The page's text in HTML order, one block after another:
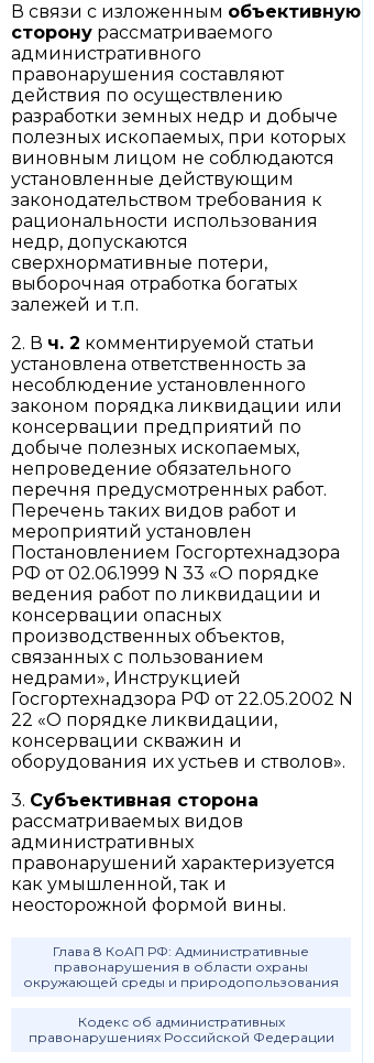
В связи с изложенным объективную
сторону рассматриваемого
административного
правонарушения составляют
действия по осуществлению
разработки земных недр и добыче
полезных ископаемых, при которых
виновным лицом не соблюдаются
установленные действующим
законодательством требования к
рациональности использования
недр, допускаются
сверхнормативные потери,
выборочная отработка богатых
залежей и т.п.
2. В ч. 2 комментируемой статьи
установлена ответственность за
несоблюдение установленного
законом порядка ликвидации или
консервации предприятий по
добыче полезных ископаемых,
непроведение обязательного
перечня предусмотренных работ.
Перечень таких видов работ и
мероприятий установлен
Постановлением Госгортехнадзора
РФ от 02.06.1999 N 33 «О порядке
ведения работ по ликвидации и
консервации опасных
производственных объектов,
связанных с пользованием
недрами», Инструкцией
Госгортехнадзора РФ от 22.05.2002 N
22 «О порядке ликвидации,
консервации скважин и
оборудования их устьев и стволов».
3. Субъективная сторона
рассматриваемых видов
административных
правонарушений характеризуется
как умышленной, так и
неосторожной формой вины.
Глава 8 КоАП РФ: Административные
правонарушения в области охраны
окружающей среды и природопользования
Кодекс об административных
правонарушениях Российской Федерации